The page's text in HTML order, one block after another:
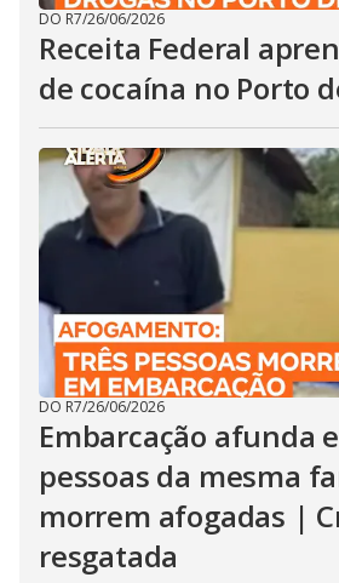
DO R7/26/06/2026
Receita Federal
de cocaína no Porto
DO R7/26/06/2026
Embarcação afunda
pessoas da mesma
morrem afogadas |
resgatada